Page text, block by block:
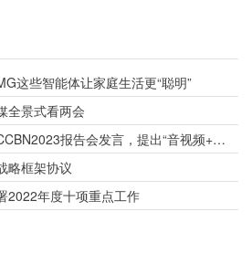
这些智能体让家庭生活更“聪明”
全景式看两会
报告会发言，提出“音视频+千行百业”
略框架协议
2022年度十项重点工作